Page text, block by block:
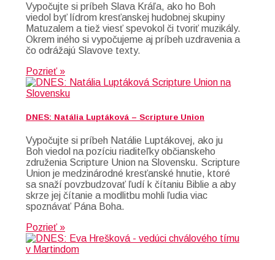
Vypočujte si príbeh Slava Kráľa, ako ho Boh
viedol byť lídrom kresťanskej hudobnej skupiny
Matuzalem a tiež viesť spevokol či tvoriť muzikály.
Okrem iného si vypočujeme aj príbeh uzdravenia a
čo odrážajú Slavove texty.
Pozrieť »
DNES: Natália Luptáková – Scripture Union
Vypočujte si príbeh Natálie Luptákovej, ako ju
Boh viedol na pozíciu riaditeľky občianskeho
združenia Scripture Union na Slovensku. Scripture
Union je medzinárodné kresťanské hnutie, ktoré
sa snaží povzbudzovať ľudí k čítaniu Biblie a aby
skrze jej čítanie a modlitbu mohli ľudia viac
spoznávať Pána Boha.
Pozrieť »